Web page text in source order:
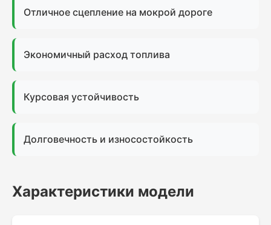
Отличное сцепление на мокрой дороге
Экономичный расход топлива
Курсовая устойчивость
Долговечность и износостойкость
Характеристики модели